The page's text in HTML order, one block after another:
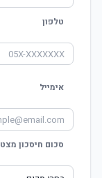
טלפון
אימייל
סכום חיסכון